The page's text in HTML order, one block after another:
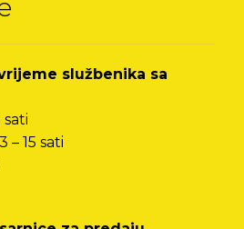
službenika sa
sati
– 15 sati